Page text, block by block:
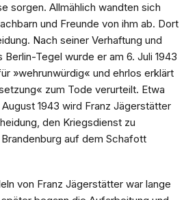
sorgen. Allmählich wandten sich
und Freunde von ihm ab. Dort
Nach seiner Verhaftung und
Tegel wurde er am 6. Juli 1943
»wehrunwürdig« und ehrlos erklärt
zum Tode verurteilt. Etwa
1943 wird Franz Jägerstätter
den Kriegsdienst zu
auf dem Schafott
von Franz Jägerstätter war lange